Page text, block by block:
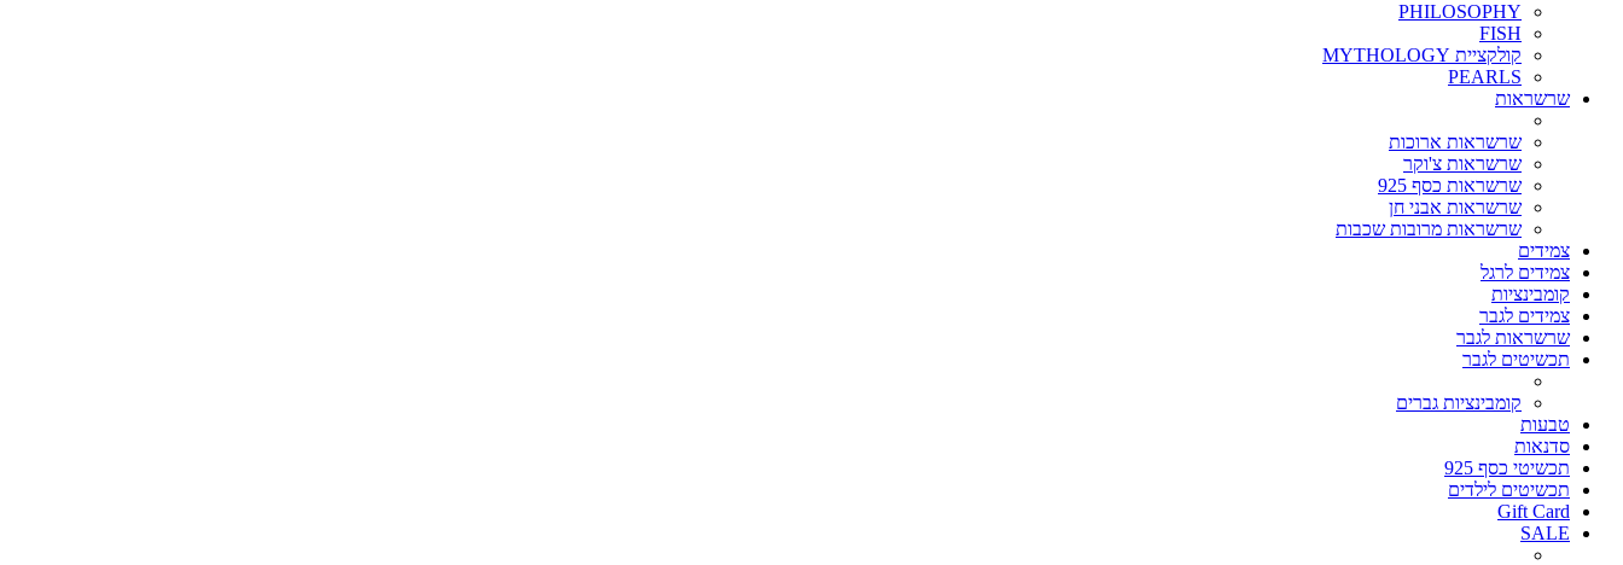
PHILOSOPHY
FISH
קולקציית MYTHOLOGY
PEARLS
שרשראות
שרשראות ארוכות
שרשראות צ'וקר
שרשראות כסף 925
שרשראות אבני חן
שרשראות מרובות שכבות
צמידים
צמידים לרגל
קומבינציות
צמידים לגבר
שרשראות לגבר
תכשיטים לגבר
קומבינציות גברים
טבעות
סדנאות
תכשיטי כסף 925
תכשיטים לילדים
Gift Card
SALE